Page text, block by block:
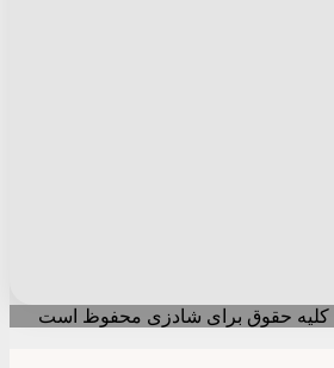
کلیه حقوق برای شادزی محفوظ است